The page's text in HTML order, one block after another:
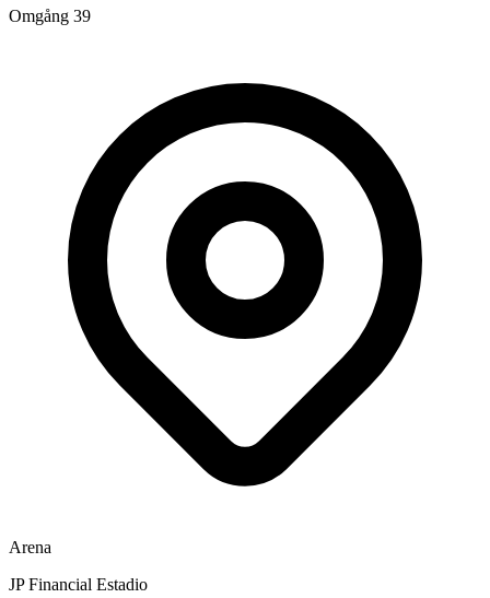
Omgång 39
Arena
JP Financial Estadio